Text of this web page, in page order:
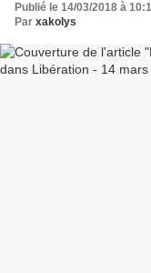
Publié le 14/03/2018 à
Par xakolys